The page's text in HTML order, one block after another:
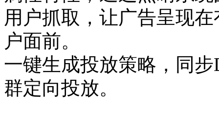
用户抓取，让广告呈现
户面前。
一键生成投放策略，同
群定向投放。